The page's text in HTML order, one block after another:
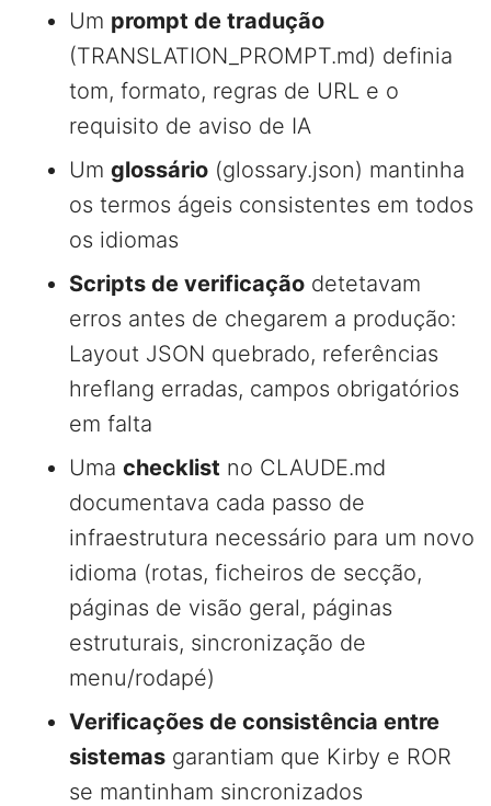
Um prompt de tradução
(TRANSLATION_PROMPT.md) definia
tom, formato, regras de URL e o
requisito de aviso de IA
Um glossário (glossary.json) mantinha
os termos ágeis consistentes em todos
os idiomas
Scripts de verificação detetavam
erros antes de chegarem a produção:
Layout JSON quebrado, referências
hreflang erradas, campos obrigatórios
em falta
Uma checklist no CLAUDE.md
documentava cada passo de
infraestrutura necessário para um novo
idioma (rotas, ficheiros de secção,
páginas de visão geral, páginas
estruturais, sincronização de
menu/rodapé)
Verificações de consistência entre
sistemas garantiam que Kirby e ROR
se mantinham sincronizados